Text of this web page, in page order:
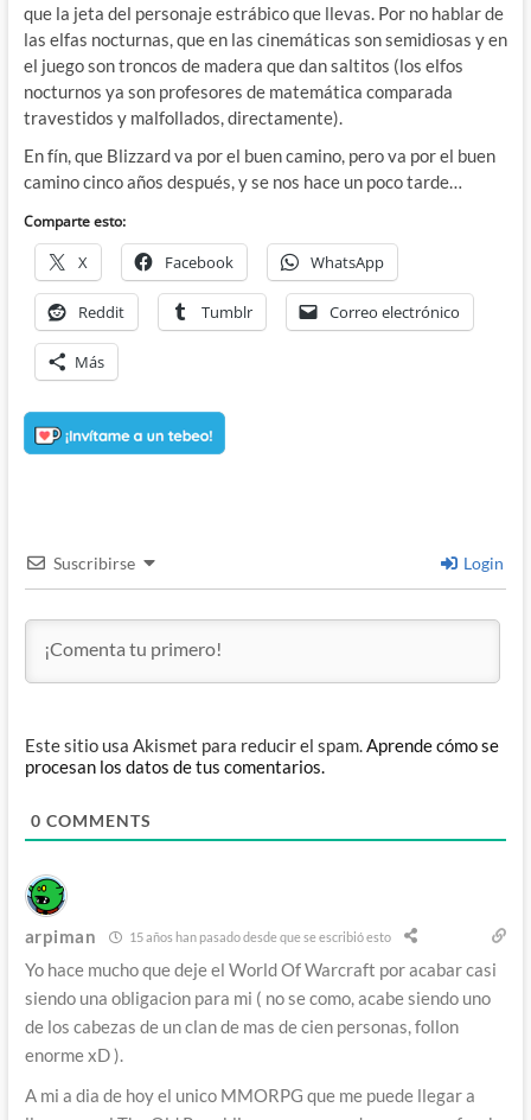
que la jeta del personaje estrábico que llevas. Por no hablar de
las elfas nocturnas, que en las cinemáticas son semidiosas y en
el juego son troncos de madera que dan saltitos (los elfos
nocturnos ya son profesores de matemática comparada
travestidos y malfollados, directamente).
En fín, que Blizzard va por el buen camino, pero va por el buen
camino cinco años después, y se nos hace un poco tarde…
Comparte esto:
X Facebook WhatsApp
Reddit Tumblr Correo electrónico
Más
Suscribirse Login
Este sitio usa Akismet para reducir el spam.Aprende cómo se
procesan los datos de tus comentarios.
0 COMMENTS
arpiman 15 años han pasado desde que se escribió esto
Yo hace mucho que deje el World Of Warcraft por acabar casi
siendo una obligacion para mi ( no se como, acabe siendo uno
de los cabezas de un clan de mas de cien personas, follon
enorme xD ).
A mi a dia de hoy el unico MMORPG que me puede llegar a